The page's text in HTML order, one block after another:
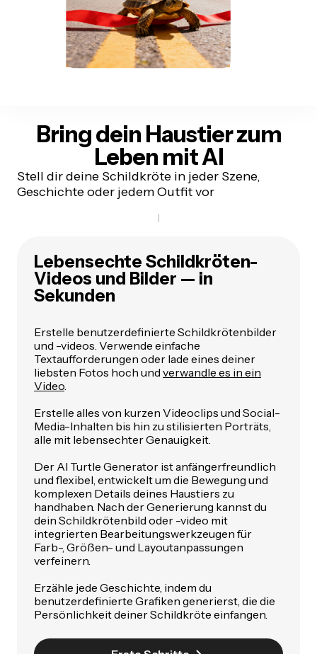
Bring dein Haustier zum
Leben mit AI
Stell dir deine Schildkröte in jeder Szene,
Geschichte oder jedem Outfit vor
Lebensechte Schildkröten-
Videos und Bilder — in
Sekunden
Erstelle benutzerdefinierte Schildkrötenbilder
und -videos. Verwende einfache
Textaufforderungen oder lade eines deiner
liebsten Fotos hoch und verwandle es in ein
Video
Erstelle alles von kurzen Videoclips und Social-
Media-Inhalten bis hin zu stilisierten Porträts,
alle mit lebensechter Genauigkeit.
Der AI Turtle Generator ist anfängerfreundlich
und flexibel, entwickelt um die Bewegung und
komplexen Details deines Haustiers zu
handhaben. Nach der Generierung kannst du
dein Schildkrötenbild oder -video mit
integrierten Bearbeitungswerkzeugen für
Farb-, Größen- und Layoutanpassungen
verfeinern.
Erzähle jede Geschichte, indem du
benutzerdefinierte Grafiken generierst, die die
Persönlichkeit deiner Schildkröte einfangen.